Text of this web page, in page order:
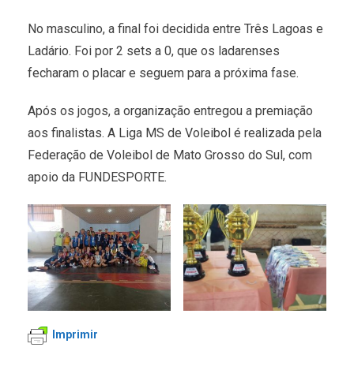
No masculino, a final foi decidida entre Três Lagoas e
Ladário. Foi por 2 sets a 0, que os ladarenses
fecharam o placar e seguem para a próxima fase.
Após os jogos, a organização entregou a premiação
aos finalistas. A Liga MS de Voleibol é realizada pela
Federação de Voleibol de Mato Grosso do Sul, com
apoio da FUNDESPORTE.
Imprimir